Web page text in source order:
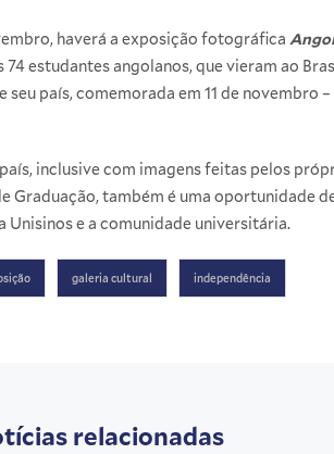
haverá a exposição fotográfica
estudantes angolanos, que vieram ao
país, comemorada em 11 de novembro
inclusive com imagens feitas pelos
Graduação, também é uma oportunidade
Unisinos e a comunidade universitária.
galeria cultural independência
relacionadas